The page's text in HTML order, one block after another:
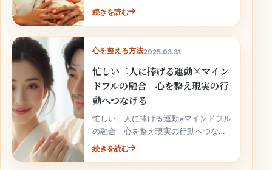
中…｜心を整え現実の行動へつなげる
選ぶこ...
続きを読む
心を整える方法2025.03.31
忙しい二人に捧げる運動×マイン
ドフルの融合｜心を整え現実の行
動へつなげる
忙しい二人に捧げる運動×マインドフル
の融合｜心を整え現実の行動へつなげ
るでは、相手を急かさず、原因を分け
続きを読む